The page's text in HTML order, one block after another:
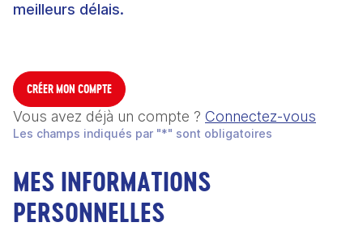
meilleurs délais.
CRÉER MON COMPTE
Vous avez déjà un compte ? Connectez-vous
Les champs indiqués par "*" sont obligatoires
MES INFORMATIONS
PERSONNELLES